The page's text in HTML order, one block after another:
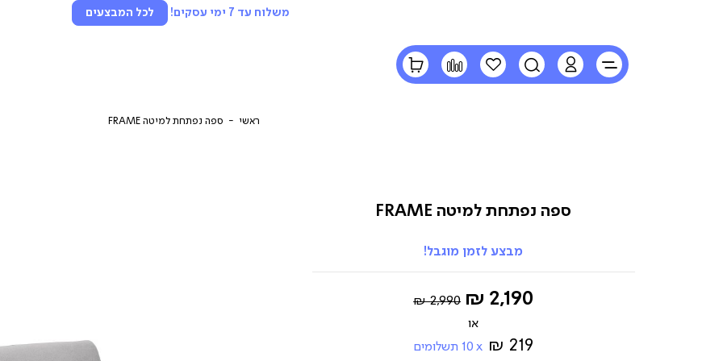
משלוח עד 7 ימי עסקים! לכל המבצעים
LOGINחיפוש
הרשימה
שלי
השוואההסל
שלי
ראשי ספה נפתחת למיטה FRAME
ספה נפתחת למיטה FRAME
מבצע לזמן מוגבל!
החל
2,190 ₪
Regular
2,990 ₪
219 ₪
10 תשלומים